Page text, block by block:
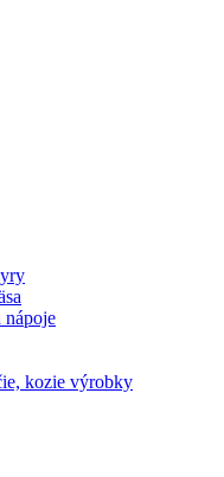
nápoje
kozie výrobky